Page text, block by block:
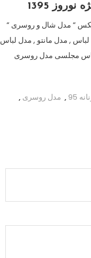
1395
و روسری شیک و باکلاس ویژه نوروز 1395 عکس “ مدل شال و روسری “
مدل لباس , مدل مانتو , مدل لباس
مجلسی مدل روسری
95
, مدل روسری ,